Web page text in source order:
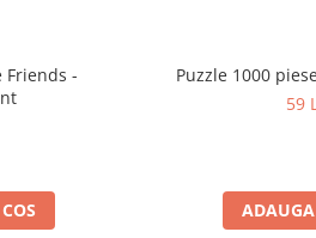
Friends -
Puzzle 1000
59